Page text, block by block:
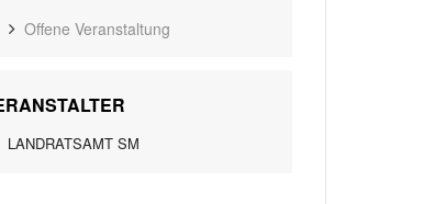
Offene Veranstaltung
LANDRATSAMT SM